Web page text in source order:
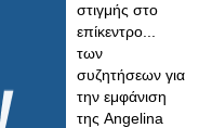
στιγμής στο
επίκεντρο...
των
συζητήσεων για
την εμφάνιση
της Angelina